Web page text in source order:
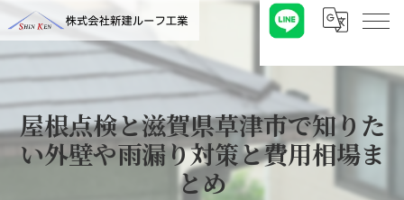
屋根点検と滋賀県草津市で知りた
い外壁や雨漏り対策と費用相場ま
とめ